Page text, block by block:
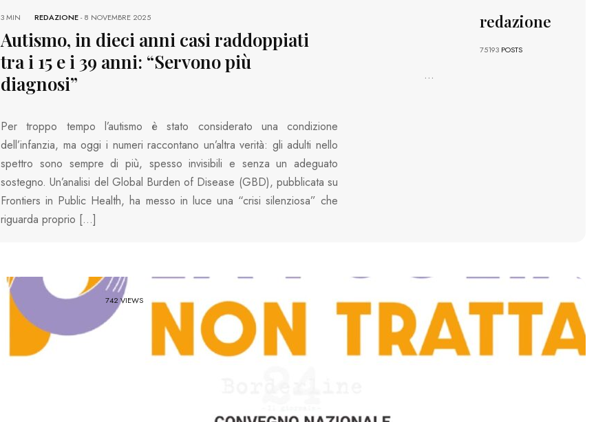
REDAZIONE-8 NOVEMBRE 2025
3 MIN
Autismo, in dieci anni casi raddoppiati
tra i 15 e i 39 anni: “Servono più
diagnosi”
Per troppo tempo l’autismo è stato considerato una condizione
dell’infanzia, ma oggi i numeri raccontano un’altra verità: gli adulti nello
spettro sono sempre di più, spesso invisibili e senza un adeguato
sostegno. Un’analisi del Global Burden of Disease (GBD), pubblicata su
Frontiers in Public Health, ha messo in luce una “crisi silenziosa” che
riguarda proprio […]
redazione
75193 POSTS
...
742 VIEWS